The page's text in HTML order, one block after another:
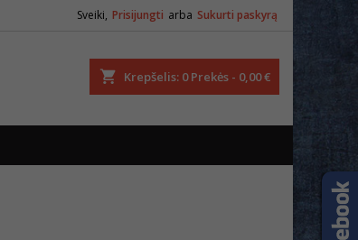
Sveiki, Prisijungti arba Sukurti paskyrą
Krepšelis 0 Prekės - 0,00 €